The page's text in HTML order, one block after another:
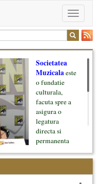
Toggle
navigation
Societatea
Muzicalaeste
o fundatie
culturala,
facuta spre a
asigura o
legatura
directa si
permanenta
oamenii ei, pe